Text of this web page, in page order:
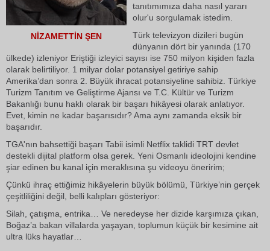
NİZAMETTİN ŞEN
tanıtımımıza daha nasıl yararı
olur'u sorgulamak istedim.
Türk televizyon dizileri bugün
dünyanın dört bir yanında (170
ülkede) izleniyor Eriştiği izleyici sayısı ise 750 milyon kişiden fazla
olarak belirtiliyor. 1 milyar dolar potansiyel getiriye sahip
Amerika’dan sonra 2. Büyük ihracat potansiyeline sahibiz. Türkiye
Turizm Tanıtım ve Geliştirme Ajansı ve T.C. Kültür ve Turizm
Bakanlığı bunu haklı olarak bir başarı hikâyesi olarak anlatıyor.
Evet, kimin ne kadar başarısıdır? Ama aynı zamanda eksik bir
başarıdır.
TGA'nın bahsettiği başarı Tabii isimli Netflix taklidi TRT devlet
destekli dijital platform olsa gerek. Yeni Osmanlı ideolojini kendine
şiar edinen bu kanal için meraklısına şu videoyu öneririm;
Çünkü ihraç ettiğimiz hikâyelerin büyük bölümü, Türkiye’nin gerçek
çeşitliliğini değil, belli kalıpları gösteriyor:
Silah, çatışma, entrika… Ve neredeyse her dizide karşımıza çıkan,
Boğaz’a bakan villalarda yaşayan, toplumun küçük bir kesimine ait
ultra lüks hayatlar…